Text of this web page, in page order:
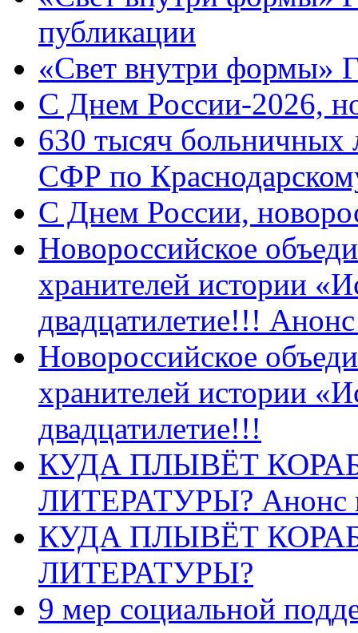
публикации
«Свет внутри формы»
C Днем России-2026,
630 тысяч больничных
СФР по
C Днем России,
Новороссийское
хранителей истории
двадцатилетие!!!
Новороссийское
хранителей истории
двадцатилетие!!!
КУДА ПЛЫВЁТ
ЛИТЕРАТУРЫ? Анонс
КУДА ПЛЫВЁТ
ЛИТЕРАТУРЫ?
9 мер социальной